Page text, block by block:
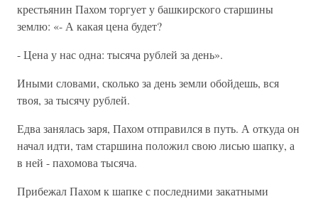
крестьянин Пахом торгует у башкирского старшины
землю: «- А какая цена будет?
- Цена у нас одна: тысяча рублей за день».
Иными словами, сколько за день земли обойдешь, вся
твоя, за тысячу рублей.
Едва занялась заря, Пахом отправился в путь. А откуда он
начал идти, там старшина положил свою лисью шапку, а
в ней - пахомова тысяча.
Прибежал Пахом к шапке с последними закатными